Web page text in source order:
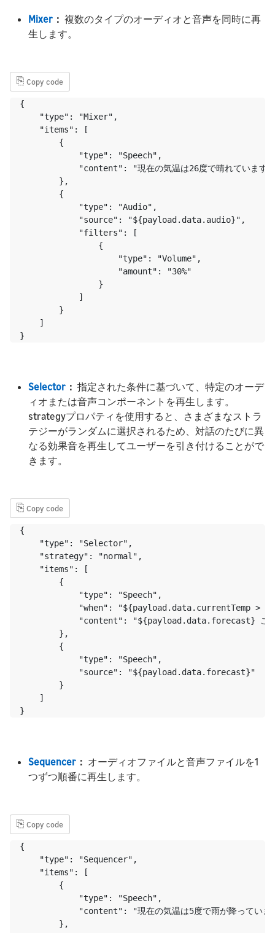
Mixer ： 複数のタイプのオーディオと音声を同時に再
生します。
⎘ Copy code
{
    "type": "Mixer",
    "items": [
        {
            "type": "Speech",
"content": "現在の気温は26度で晴れています
        },
        {
            "type": "Audio",
            "source": "${payload.data.audio}",
            "filters": [
                {
                    "type": "Volume",
                    "amount": "30%"
                }
            ]
        }
    ]
}
Selector ： 指定された条件に基づいて、特定のオーデ
ィオまたは音声コンポーネントを再生します。
strategyプロパティを使用すると、さまざまなストラ
テジーがランダムに選択されるため、対話のたびに異
なる効果音を再生してユーザーを引き付けることがで
きます。
⎘ Copy code
{
    "type": "Selector",
    "strategy": "normal",
    "items": [
        {
            "type": "Speech",
"when": "${payload.data.currentTemp >
"content": "${payload.data.forecast} こま
        },
        {
            "type": "Speech",
            "source": "${payload.data.forecast}"
        }
    ]
}
Sequencer ： オーディオファイルと音声ファイルを1
つずつ順番に再生します。
⎘ Copy code
{
    "type": "Sequencer",
    "items": [
        {
            "type": "Speech",
"content": "現在の気温は5度で雨が降っていま
        },